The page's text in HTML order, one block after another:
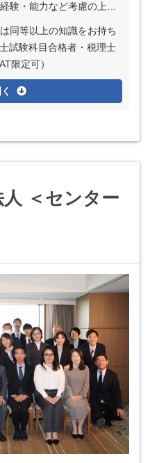
上、決定いたします ※残業代は全額支給
同等以上の知識をお持ち
試験科目合格者・税理士
限定可）
＜センター